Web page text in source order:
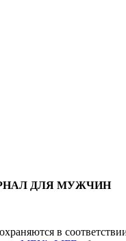
ДЛЯ МУЖЧИН
в